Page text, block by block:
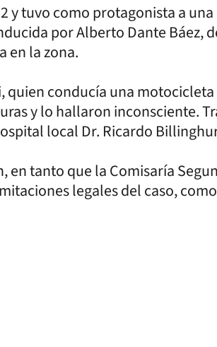
y tuvo como protagonista a una
por Alberto Dante Báez,
en la zona.
quien conducía una motocicleta
y lo hallaron inconsciente.
local Dr. Ricardo
tanto que la Comisaría
legales del caso,